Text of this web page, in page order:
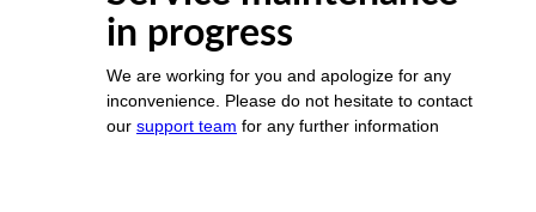
in progress
We are working for you and apologize for any
inconvenience. Please do not hesitate to contact
our support team for any further information